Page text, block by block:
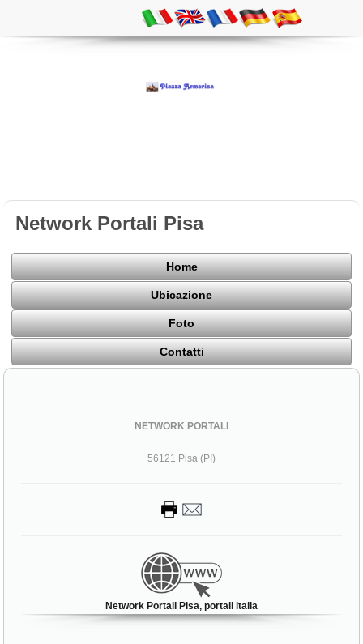
Network Portali Pisa
Home
Ubicazione
Foto
Contatti
NETWORK PORTALI
56121 Pisa (PI)
Network Portali Pisa, portali italia